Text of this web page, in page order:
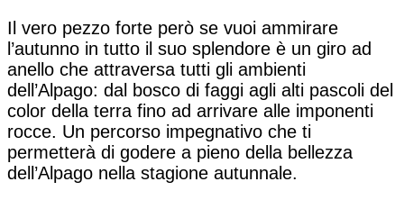
Il vero pezzo forte però se vuoi ammirare
l’autunno in tutto il suo splendore è un giro ad
anello che attraversa tutti gli ambienti
dell’Alpago: dal bosco di faggi agli alti pascoli del
color della terra fino ad arrivare alle imponenti
rocce. Un percorso impegnativo che ti
permetterà di godere a pieno della bellezza
dell’Alpago nella stagione autunnale.